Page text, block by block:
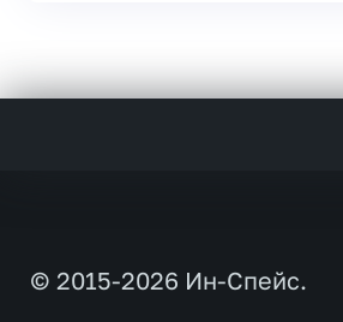
© 2015-2026 Ин-Спейс.